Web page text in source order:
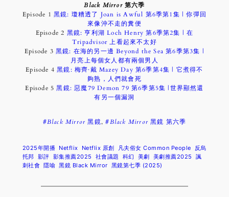
Black Mirror第六季
Episode 1 黑鏡: 瓊糟透了 Joan is Awful 第6季第1集 | 你彈回
來像沖不走的糞便
Episode 2 黑鏡: 亨利湖 Loch Henry 第6季第2集 | 在
Tripadvisor 上看起來不太好
Episode 3黑鏡: 在海的另一邊 Beyond the Sea 第6季第3集 |
月亮上每個女人都有兩個男人
Episode 4黑鏡: 梅齊·戴 Mazey Day 第6季第4集 | 它煮得不
夠熟，人們就會死
Episode 5黑鏡: 惡魔79 Demon 79 第6季第5集 |世界顯然還
有另一個漏洞
#Black Mirror 黑鏡,#Black Mirror黑鏡 第六季
2025年開播 Netflix Netflix 原創 凡夫俗女 Common People
反烏
托邦 影評 影集推薦2025 社會議題 科幻 美劇 美劇推薦2025
諷
刺社會 隱喻 黑鏡 Black Mirror 黑鏡第七季 (2025)